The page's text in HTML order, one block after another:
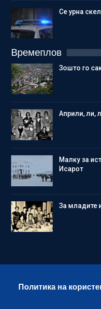
Се урна
Времеплов
Зошто го
Aприли, ли,
Малку за
Исарот
Зa младите
Политика на